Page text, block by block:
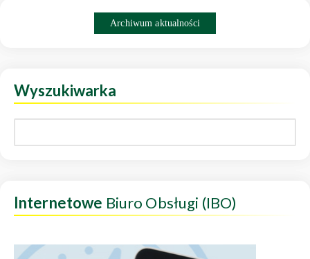
Archiwum aktualności
Wyszukiwarka
Internetowe Biuro Obsługi (IBO)